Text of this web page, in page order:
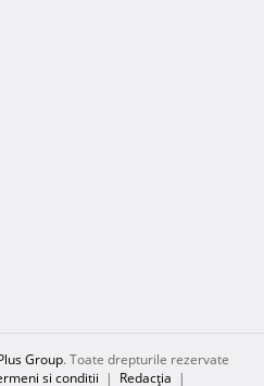
Group. Toate drepturile rezervate
si conditii | Redacţia |